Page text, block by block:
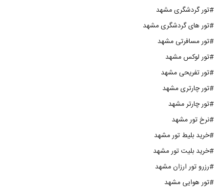
#تور گردشگری مشهد
#تور های گردشگری مشهد
#تور مسافرتی مشهد
#تور لوکس مشهد
#تور تفریحی مشهد
#تور چارتری مشهد
#تور چارتر مشهد
#نرخ تور مشهد
#خرید بلیط تور مشهد
#خرید بلیت تور مشهد
#رزرو تور ارزان مشهد
#تور هوایی مشهد